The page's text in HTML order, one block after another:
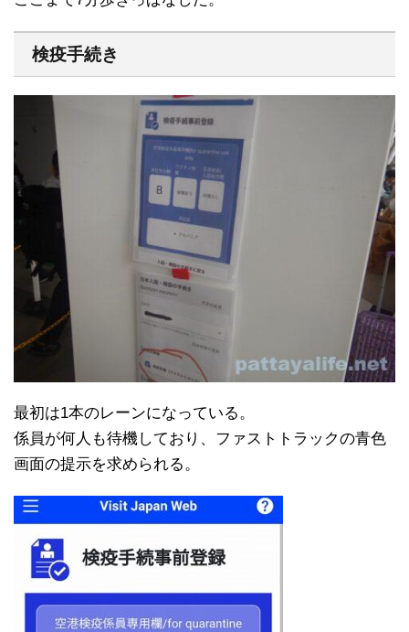
検疫手続き
最初は1本のレーンになっている。
係員が何人も待機しており、ファストトラックの青色
画面の提示を求められる。